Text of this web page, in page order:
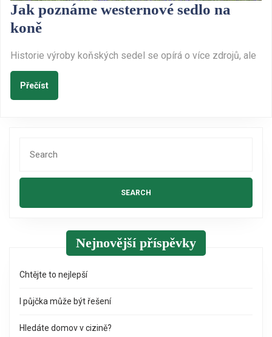
Jak poznáme westernové sedlo na
koněJak
westernové
sedlo
na
Historie výroby koňských sedel se opírá o více zdrojů, ale
PřečístPřečíst
for:
Nejnovější příspěvky
Chtějte to nejlepší
I půjčka může být řešení
Hledáte domov v cizině?